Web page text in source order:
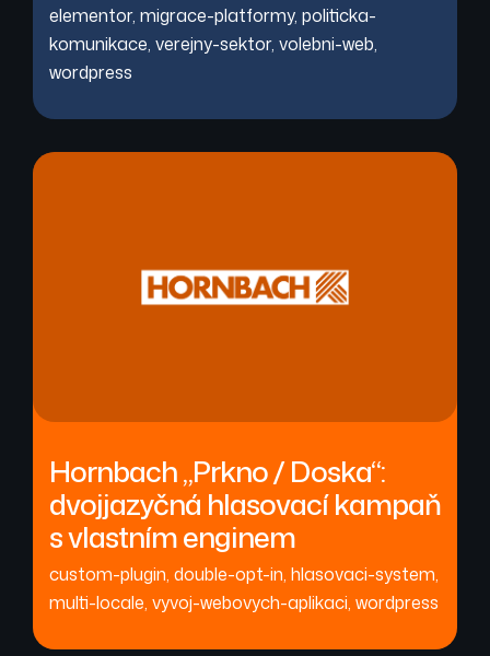
elementor, migrace-platformy, politicka-
komunikace, verejny-sektor, volebni-web,
wordpress
Hornbach „Prkno / Doska“:
dvojjazyčná hlasovací kampaň
s vlastním enginem
custom-plugin, double-opt-in, hlasovaci-system,
multi-locale, vyvoj-webovych-aplikaci, wordpress